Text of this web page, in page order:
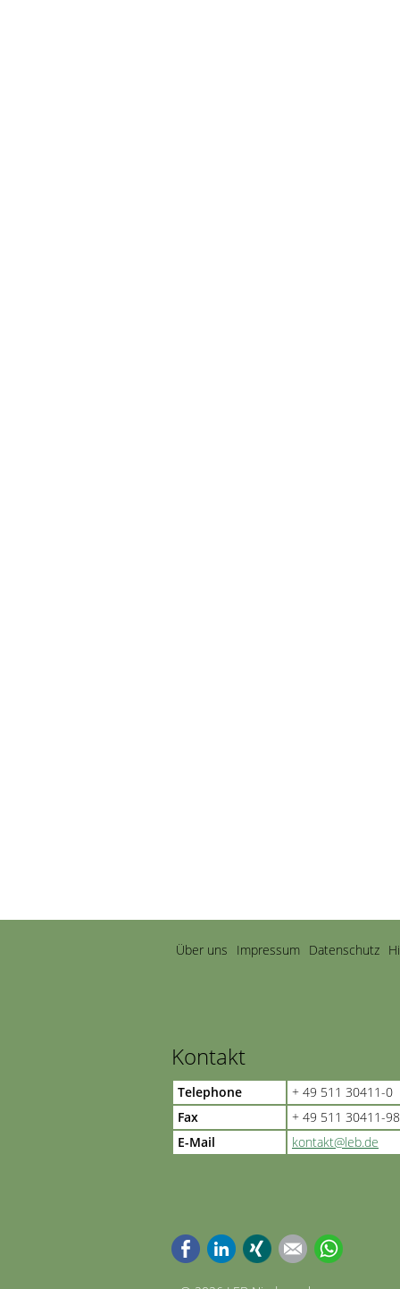
Navigation
überspringen
Über uns Impressum Datenschutz
Kontakt
Telephone
+ 49 511 30411-0
Fax
+ 49 511 30411-98
E-Mail
kontakt@leb.de
FacebookLinkedInXing E-mail